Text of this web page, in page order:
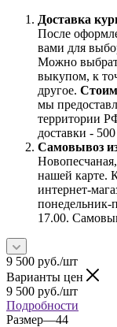
Доставка
После
вами для
Можно
выкупом, к
другое.
мы
территории
доставки -
Самовывоз
нашей карте.
интернет-
понедельник-
17.00.
9 500 руб./шт
Варианты цен
9 500 руб./шт
Подробности
Размер—44